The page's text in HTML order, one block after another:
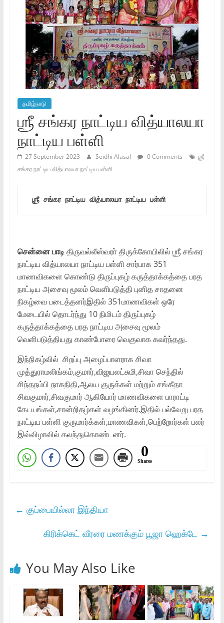
தமிழ்நாடு
ஶ்ரீ சங்கர நாட்டிய வித்யாலயா
நாட்டிய பள்ளி
27 September 2023 Seidhi Alasal 0 Comments
ஶ்ரீ
சங்கர நாட்டிய வித்யாலயா நாட்டிய பள்ளி
ஶ்ரீ சங்கர நாட்டிய வித்யாலயா நாட்டிய பள்ளி
சென்னை பாடிதிருவல்லீஸ்வரா் திருக்கோயிலில் ஶ்ரீ சங்கர
நாட்டிய வித்யாலயா நாட்டிய பள்ளி சார்பாக 351
மாணவிகளை கொண்டு திருப்புகழ் கருத்தாக்கத்தை பரத
நாட்டிய அசைவு மூலம் வெளிபடுத்தி புனித சாதனை
நிகழ்வை படைத்தனர்இதில் 351மாணவிகள் ஒரே
மேடையில் தொடர்ந்து 10 நிமிடம் திருப்புகழ்
கருத்தாக்கத்தை பரத நாட்டிய அசைவு மூலம்
வெளிபடுத்தியது காண்போரை வெகுவாக கவர்ந்தது.
இந்நிகழ்வில் சிறப்பு அழைப்பாளராக சிவா
முத்துராமலிங்கம்,குமார்,விஜயலட்சுமி,சிவா செந்தில்
சிந்தநம்பி நாகநிதி,ஆலய குருக்கள் மற்றும் சங்கீதா
சிவகுமார்,சிவகுமார் ஆகியோர் மாணவிகளை பாராட்டி
கேடயங்கள்,சான்றிதழ்கள் வழங்கினர்.இதில் பல்வேறு பரத
நாட்டிய பள்ளி குருமார்க்கள்,மாணவிகள்,பெற்றோர்கள் பலர்
இவ்விழாவில் கலந்துகொண்டனர்.
0
Shares
← குப்பையில்லா இந்தியா
கிரிக்கெட் வீரரை மணக்கும் பூஜா ஹெக்டே →
You May Also Like